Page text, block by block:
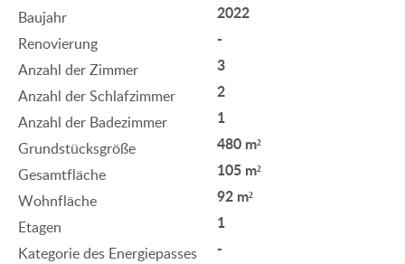
Baujahr 2022
Renovierung -
Anzahl der Zimmer 3
Anzahl der Schlafzimmer 2
Anzahl der Badezimmer 1
Grundstücksgröße 480 m²
Gesamtfläche 105 m²
Wohnfläche 92 m²
Etagen 1
Kategorie des Energiepasses -